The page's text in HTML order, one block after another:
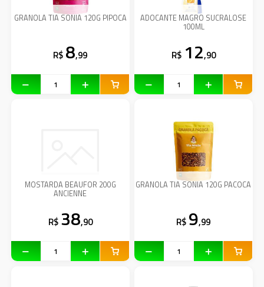
GRANOLA TIA SONIA 120G PIPOCA
R$ 8,99
ADOCANTE MAGRO SUCRALOSE
100ML
R$ 12,90
MOSTARDA BEAUFOR 200G
ANCIENNE
R$ 38,90
GRANOLA TIA SONIA 120G PACOCA
R$ 9,99